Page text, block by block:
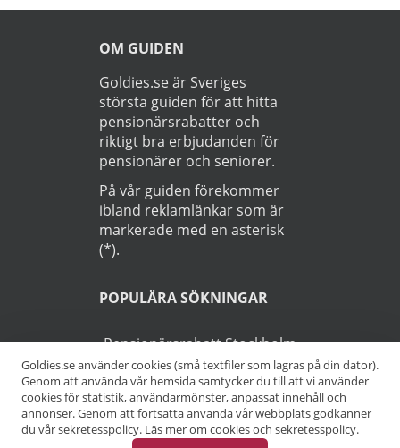
OM GUIDEN
Goldies.se är Sveriges
största guiden för att hitta
pensionärsrabatter och
riktigt bra erbjudanden för
pensionärer och seniorer.
På vår guiden förekommer
ibland reklamlänkar som är
markerade med en asterisk
(*).
POPULÄRA SÖKNINGAR
Pensionärsrabatt Stockholm
Pensionärsrabatt Göteborg
Pensionärsrabatt Malmö
Goldies.se använder cookies (små textfiler som lagras på din dator).
Genom att använda vår hemsida samtycker du till att vi använder
cookies för statistik, användarmönster, anpassat innehåll och
annonser. Genom att fortsätta använda vår webbplats godkänner
du vår sekretesspolicy. Läs mer om cookies och sekretesspolicy.